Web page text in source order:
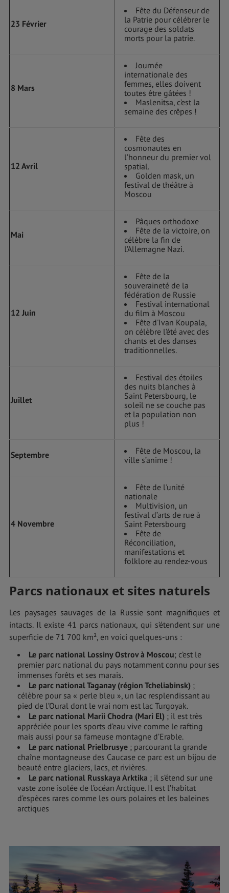
23 Février
Fête du Défenseur de
la Patrie pour célébrer le
courage des soldats
morts pour la patrie.
8 Mars
Journée
internationale des
femmes, elles doivent
toutes être gâtées !
Maslenitsa, c’est la
semaine des crêpes !
12 Avril
Fête des
cosmonautes en
l’honneur du premier vol
spatial.
Golden mask, un
festival de théâtre à
Moscou
Mai
Pâques orthodoxe
Fête de la victoire, on
célèbre la fin de
l’Allemagne Nazi.
12 Juin
Fête de la
souveraineté de la
fédération de Russie
Festival international
du film à Moscou
Fête d'Ivan Koupala,
on célèbre l’été avec des
chants et des danses
traditionnelles.
Juillet
Festival des étoiles
des nuits blanches à
Saint Petersbourg, le
soleil ne se couche pas
et la population non
plus !
Septembre
Fête de Moscou, la
ville s’anime !
4 Novembre
Fête de l'unité
nationale
Multivision, un
festival d’arts de rue à
Saint Petersbourg
Fête de
Réconciliation,
manifestations et
folklore au rendez-vous
Parcs nationaux et sites naturels
Les paysages sauvages de la Russie sont magnifiques et
intacts. Il existe 41 parcs nationaux, qui s’étendent sur une
superficie de 71 700 km², en voici quelques-uns :
Le parc national Lossiny Ostrov à Moscou; c’est le
premier parc national du pays notamment connu pour ses
immenses forêts et ses marais.
Le parc national Taganay (région Tcheliabinsk) ;
célèbre pour sa « perle bleu », un lac resplendissant au
pied de l’Oural dont le vrai nom est lac Turgoyak.
Le parc national Marii Chodra (Mari El) ; il est très
appréciée pour les sports d’eau vive comme le rafting
mais aussi pour sa fameuse montagne d’Erable.
Le parc national Prielbrusye ; parcourant la grande
chaîne montagneuse des Caucase ce parc est un bijou de
beauté entre glaciers, lacs, et rivières.
Le parc national Russkaya Arktika ; il s’étend sur une
vaste zone isolée de l’océan Arctique. Il est l’habitat
d’espèces rares comme les ours polaires et les baleines
arctiques